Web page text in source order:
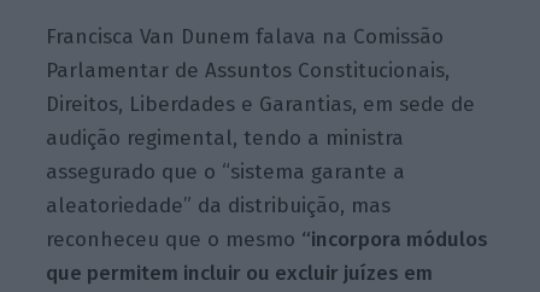
Francisca Van Dunem falava na Comissão
Parlamentar de Assuntos Constitucionais,
Direitos, Liberdades e Garantias, em sede de
audição regimental, tendo a ministra
assegurado que o “sistema garante a
aleatoriedade” da distribuição, mas
reconheceu que o mesmo “incorpora módulos
que permitem incluir ou excluir juízes em